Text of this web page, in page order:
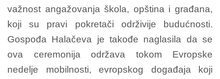
važnost angažovanja škola, opština i građana,
koji su pravi pokretači održivije budućnosti.
Gospođa Halačeva je takođe naglasila da se
ova ceremonija održava tokom Evropske
nedelje mobilnosti, evropskog događaja koji